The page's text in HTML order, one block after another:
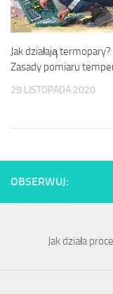
Jak działają termopary?
Zasady pomiaru
29 LISTOPADA 2020
OBSERWUJ:
Jak działa